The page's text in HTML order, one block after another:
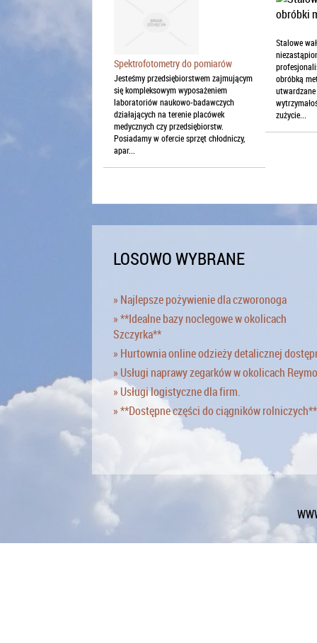
Spektrofotometry do pomiarów
Jesteśmy przedsiębiorstwem zajmującym
się kompleksowym wyposażeniem
laboratoriów naukowo-badawczych
działających na terenie placówek
medycznych czy przedsiębiorstw.
Posiadamy w ofercie sprzęt chłodniczy,
apar...
Stalowe
obróbką
zużycie...
LOSOWO WYBRANE
» Najlepsze pożywienie dla czworonoga
» **Idealne bazy noclegowe w okolicach
Szczyrka**
» Hurtownia online odzieży detalicznej
» Usługi naprawy zegarków w okolicach
» Usługi logistyczne dla firm.
» **Dostępne części do ciągników rolniczych**